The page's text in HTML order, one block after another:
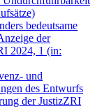
bedeutsame
der
2024, 1 (in:
und
des Entwurfs
der JustizZRI